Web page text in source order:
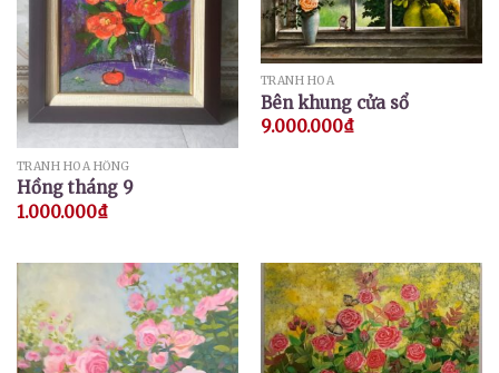
TRANH HOA HỒNG
Hồng tháng 9
1.000.000₫
TRANH HOA
Bên khung cửa sổ
9.000.000₫